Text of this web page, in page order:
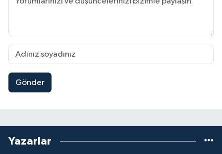
Gönder
Yazarlar